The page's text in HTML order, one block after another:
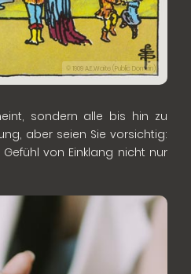
© 1909 A.E.Waite (Public Domain)
sondern alle bis hin zu
aber seien Sie vorsichtig:
von Einklang nicht nur